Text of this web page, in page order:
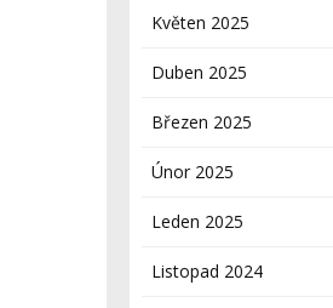
Květen 2025
Duben 2025
Březen 2025
Únor 2025
Leden 2025
Listopad 2024